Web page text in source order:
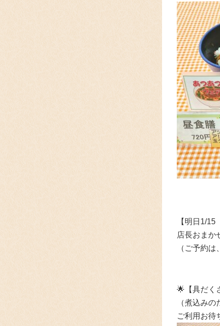
【明日1/
店長おまか
（ご予約
🌟 【具だ
（煮込み
ご利用お